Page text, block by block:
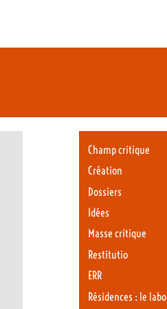
Champ critique
Création
Dossiers
Idées
Masse critique
Restitutio
ERR
Résidences : le labo